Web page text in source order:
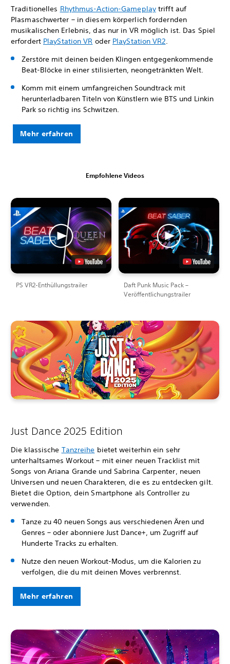
Traditionelles Rhythmus-Action-Gameplaytrifft auf
Plasmaschwerter – in diesem körperlich fordernden
musikalischen Erlebnis, das nur in VR möglich ist. Das Spiel
erfordert PlayStation VR oder PlayStation VR2.
Zerstöre mit deinen beiden Klingen entgegenkommende
Beat-Blöcke in einer stilisierten, neongetränkten Welt.
Komm mit einem umfangreichen Soundtrack mit
herunterladbaren Titeln von Künstlern wie BTS und Linkin
Park so richtig ins Schwitzen.
Mehr erfahren
Empfohlene Videos
PS VR2-Enthüllungstrailer
Daft Punk Music Pack –
Veröffentlichungstrailer
Just Dance 2025 Edition
Die klassische Tanzreihe bietet weiterhin ein sehr
unterhaltsames Workout – mit einer neuen Tracklist mit
Songs von Ariana Grande und Sabrina Carpenter, neuen
Universen und neuen Charakteren, die es zu entdecken gilt.
Bietet die Option, dein Smartphone als Controller zu
verwenden.
Tanze zu 40 neuen Songs aus verschiedenen Ären und
Genres – oder abonniere Just Dance+, um Zugriff auf
Hunderte Tracks zu erhalten.
Nutze den neuen Workout-Modus, um die Kalorien zu
verfolgen, die du mit deinen Moves verbrennst.
Mehr erfahren